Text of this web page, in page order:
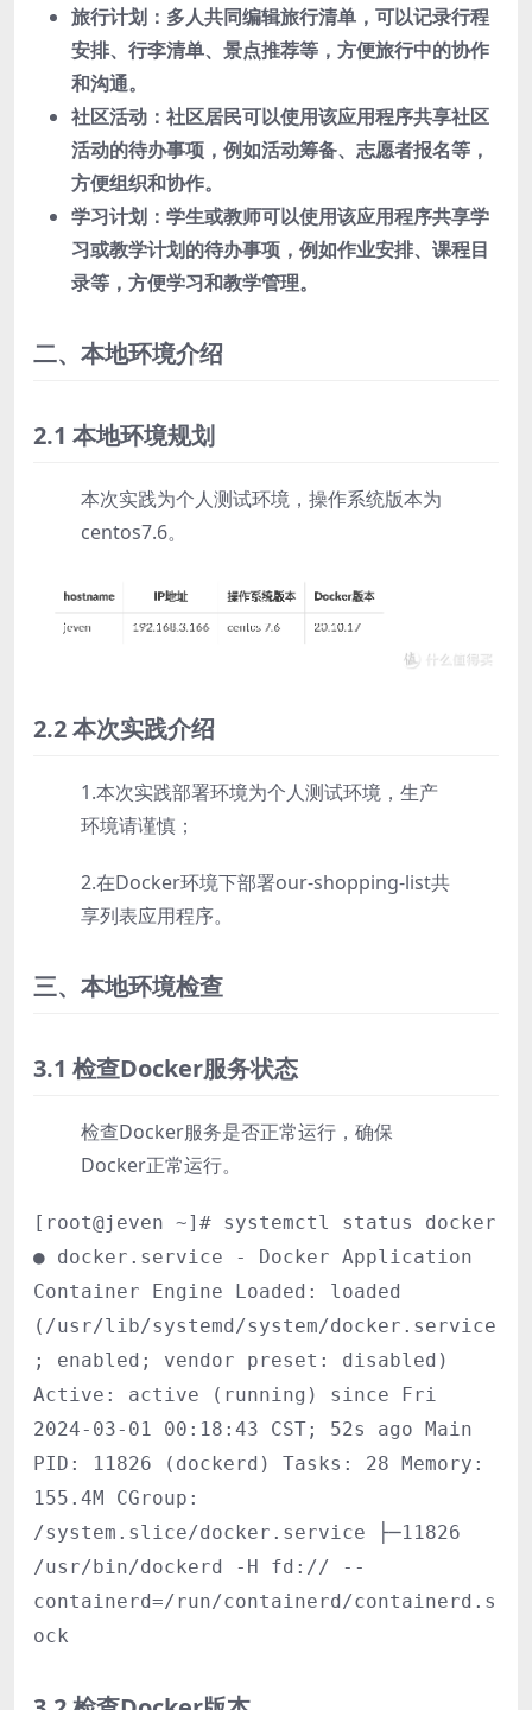
旅行计划：多人共同编辑旅行清单，可以记录行程
安排、行李清单、景点推荐等，方便旅行中的协作
和沟通。
社区活动：社区居民可以使用该应用程序共享社区
活动的待办事项，例如活动筹备、志愿者报名等，
方便组织和协作。
学习计划：学生或教师可以使用该应用程序共享学
习或教学计划的待办事项，例如作业安排、课程目
录等，方便学习和教学管理。
二、本地环境介绍
2.1 本地环境规划
本次实践为个人测试环境，操作系统版本为
centos7.6。
2.2 本次实践介绍
1.本次实践部署环境为个人测试环境，生产
环境请谨慎；
2.在Docker环境下部署our-shopping-list共
享列表应用程序。
三、本地环境检查
3.1 检查Docker服务状态
检查Docker服务是否正常运行，确保
Docker正常运行。
[root@jeven ~]# systemctl status docker
● docker.service - Docker Application
Container Engine Loaded: loaded
(/usr/lib/systemd/system/docker.service
; enabled; vendor preset: disabled)
Active: active (running) since Fri
2024-03-01 00:18:43 CST; 52s ago Main
PID: 11826 (dockerd) Tasks: 28 Memory:
155.4M CGroup:
/system.slice/docker.service ├─11826
/usr/bin/dockerd -H fd:// --
containerd=/run/containerd/containerd.s
ock